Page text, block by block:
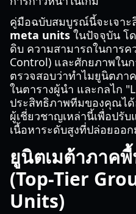
คู่มือฉบับสมบูรณ์นี้จะเจาะ
meta units ในปัจจุบัน โ
ดิบ ความสามารถในการค
Control) และศักยภาพใน
ตรวจสอบว่าทำไมยูนิตภา
ในตารางผู้นำ และกลไก
ประสิทธิภาพทีมของคุณไ
ผู้เชี่ยวชาญเหล่านี้เพื่อปรั
เนื้อหาระดับสูงที่ปล่อยออ
ยูนิตเมต้าภาค
(Top-Tier
Units)